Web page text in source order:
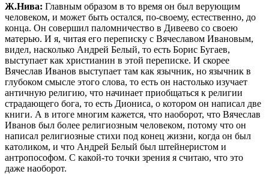
Ж.Нива: Главным образом в то время он был верующим
человеком, и может быть остался, по-своему, естественно, до
конца. Он совершил паломничество в Дивеево со своею
матерью. И я, читая его переписку с Вячеславом Ивановым,
видел, насколько Андрей Белый, то есть Борис Бугаев,
выступает как христианин в этой переписке. И скорее
Вячеслав Иванов выступает там как язычник, но язычник в
глубоком смысле этого слова, то есть он настолько изучает
античную религию, что начинает приобщаться к религии
страдающего бога, то есть Диониса, о котором он написал две
книги. А в итоге многим кажется, что наоборот, что Вячеслав
Иванов был более религиозным человеком, потому что он
написал религиозные стихи под конец жизни, когда он был
католиком, и что Андрей Белый был штейнеристом и
антропософом. С какой-то точки зрения я считаю, что это
даже наоборот.